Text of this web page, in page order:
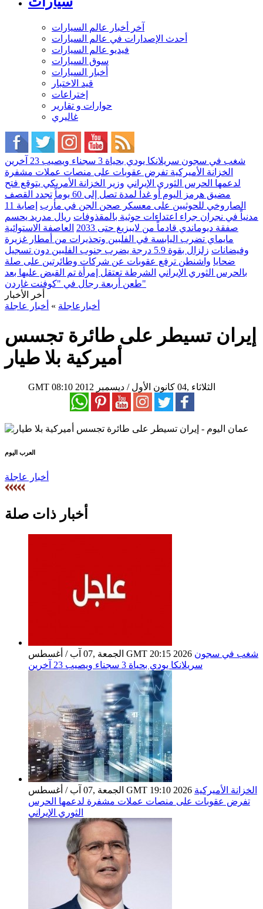
آخر أخبار عالم السيارات
أحدث الإصدارات في عالم السيارات
فيديو عالم السيارات
سوق السيارات
أخبار السيارات
قيد الاختبار
إختراعات
حوارات و تقارير
غاليري
شغب في سجون سريلانكا يودي بحياة 3 سجناء ويصيب 23 آخرين
الخزانة الأميركية تفرض عقوبات على منصات عملات مشفرة
لدعمها الحرس الثوري الإيراني وزير الخزانة الأمريكي يتوقع فتح
مضيق هرمز اليوم أو غداً لمدة تصل إلى 60 يوماً
تجدد القصف
الصاروخي للحوثيين على معسكر صحن الجن في مأرب
إصابة 11
مدنياً في نجران جراء اعتداءات حوثية بالمقذوفات ريال مدريد يحسم
صفقة ديوماندي قادماً من لايبزيغ حتى 2033
العاصفة الاستوائية
مايماي تضرب اليابسة في الفلبين وتحذيرات من أمطار غزيرة
وفيضانات
زلزال بقوة 5.9 درجة يضرب جنوب الفلبين دون تسجيل
ضحايا واشنطن ترفع عقوبات عن شركات وطائرتين على صلة
بالحرس الثوري الإيراني الشرطة تعتقل إمرأة تم القبض عليها بعد
طعن أربعة رجال في "كوفنت غاردن"
أخر الأخبار
أخبارعاجلة » أخبار عاجلة
إيران تسيطر على طائرة تجسس
أميركية بلا طيار
GMT 08:10 2012 الثلاثاء ,04 كانون الأول / ديسمبر
العرب اليوم
أخبار عاجلة
أخبار ذات صلة
الجمعة ,07 آب / أغسطس GMT 20:15 2026 شغب في سجون
سريلانكا يودي بحياة 3 سجناء ويصيب 23 آخرين
الجمعة ,07 آب / أغسطس GMT 19:10 2026 الخزانة الأميركية
تفرض عقوبات على منصات عملات مشفرة لدعمها الحرس
الثوري الإيراني